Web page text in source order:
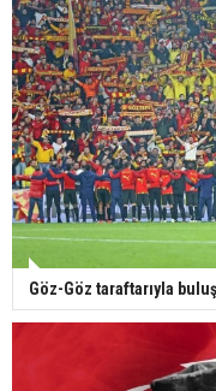
Göz-Göz taraftarıyla